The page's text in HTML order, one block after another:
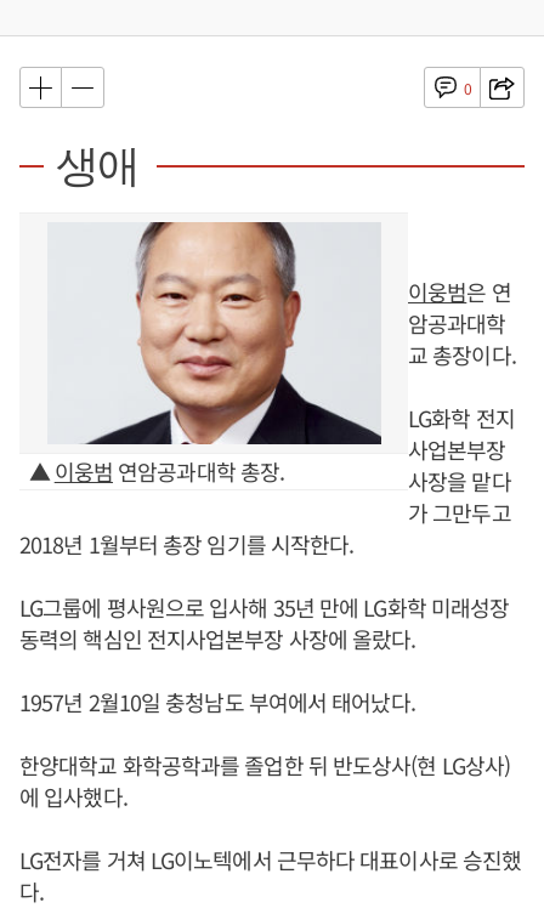
0
생애
▲이웅범 연암공과대학 총장.
이웅범은 연
암공과대학
교 총장이다.
LG화학 전지
사업본부장
사장을 맡다
가 그만두고
2018년 1월부터 총장 임기를 시작한다.
LG그룹에 평사원으로 입사해 35년 만에 LG화학 미래성장
동력의 핵심인 전지사업본부장 사장에 올랐다.
1957년 2월10일 충청남도 부여에서 태어났다.
한양대학교 화학공학과를 졸업한 뒤 반도상사(현 LG상사)
에 입사했다.
LG전자를 거쳐 LG이노텍에서 근무하다 대표이사로 승진했
다.